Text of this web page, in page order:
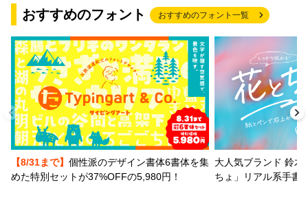
おすすめのフォント おすすめのフォント一覧
【8/31まで】 個性派のデザイン書体6書体を集
めた特別セットが37%OFFの5,980円！
大人気ブランド 鈴木
ちょ」リアル系手書